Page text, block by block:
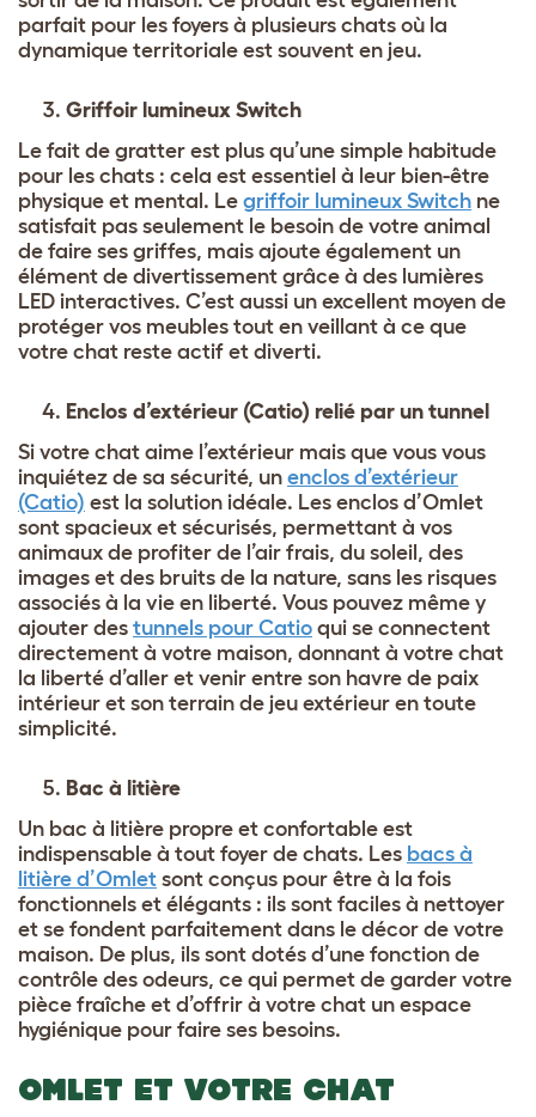
parfait pour les foyers à plusieurs chats où la
dynamique territoriale est souvent en jeu.
Griffoir lumineux Switch
Le fait de gratter est plus qu’une simple habitude
pour les chats : cela est essentiel à leur bien-être
physique et mental. Le griffoir lumineux Switch ne
satisfait pas seulement le besoin de votre animal
de faire ses griffes, mais ajoute également un
élément de divertissement grâce à des lumières
LED interactives. C’est aussi un excellent moyen de
protéger vos meubles tout en veillant à ce que
votre chat reste actif et diverti.
Enclos d’extérieur (Catio) relié par un tunnel
Si votre chat aime l’extérieur mais que vous vous
inquiétez de sa sécurité, un enclos d’extérieur
(Catio) est la solution idéale. Les enclos d’Omlet
sont spacieux et sécurisés, permettant à vos
animaux de profiter de l’air frais, du soleil, des
images et des bruits de la nature, sans les risques
associés à la vie en liberté. Vous pouvez même y
ajouter des tunnels pour Catio qui se connectent
directement à votre maison, donnant à votre chat
la liberté d’aller et venir entre son havre de paix
intérieur et son terrain de jeu extérieur en toute
simplicité.
Bac à litière
Un bac à litière propre et confortable est
indispensable à tout foyer de chats. Les bacs à
litière d’Omlet sont conçus pour être à la fois
fonctionnels et élégants : ils sont faciles à nettoyer
et se fondent parfaitement dans le décor de votre
maison. De plus, ils sont dotés d’une fonction de
contrôle des odeurs, ce qui permet de garder votre
pièce fraîche et d’offrir à votre chat un espace
hygiénique pour faire ses besoins.
OMLET ET VOTRE CHAT